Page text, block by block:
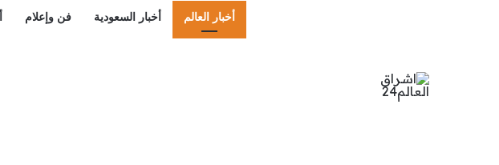
أخبار العالم أخبار السعودية فن وإعلام
⭐ باقة متميزة VIP (كود: AA35872):